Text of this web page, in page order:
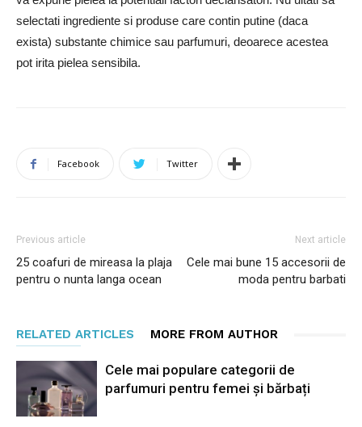
selectati ingrediente si produse care contin putine (daca
exista) substante chimice sau parfumuri, deoarece acestea
pot irita pielea sensibila.
Facebook Twitter
Previous article
25 coafuri de mireasa la plaja
pentru o nunta langa ocean
Next article
Cele mai bune 15 accesorii de
moda pentru barbati
RELATED ARTICLES MORE FROM AUTHOR
Cele mai populare categorii de
parfumuri pentru femei și bărbați